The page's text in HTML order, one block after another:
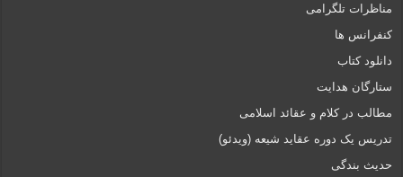
مناظرات تلگرامی
کنفرانس ها
دانلود کتاب
ستارگان هدایت
مطالب در کلام و عقائد اسلامی
تدریس یک دوره عقاید شیعه (ویدئو)
حدیث بندگی